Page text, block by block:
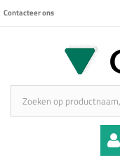
Contacteer ons